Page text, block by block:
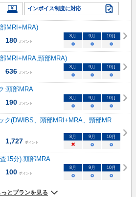
インボイス制度に対応
MRI+MRA)
180 ポイント
8 月 9 月 10月
○ ○ ○
MRI+MRA,頸部MRA)
636 ポイント
8 月 9 月 10月
○ ○ ○
:頭部MRA
190 ポイント
8 月 9 月 10月
○ ○ ○
ク(DWIBS、頭部MRI+MRA、頸部MR
1,727 ポイント
8 月 9 月 10月
× ○ ○
15分):頭部MRA
100 ポイント
8 月 9 月 10月
○ ○ ○
っとプランを見る